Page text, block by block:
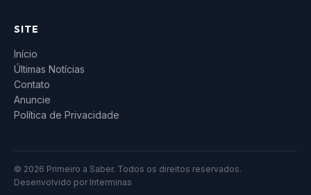
SITE
Início
Últimas Notícias
Contato
Anuncie
Política de Privacidade
© 2026 Primeiro a Saber. Todos os direitos reservados.
Desenvolvido por Interminas